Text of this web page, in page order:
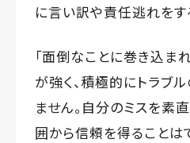
に言い訳や責任逃れをす
「面倒なことに巻き込ま
が強く、積極的にトラブ
ません。自分のミスを素
囲から信頼を得ることは